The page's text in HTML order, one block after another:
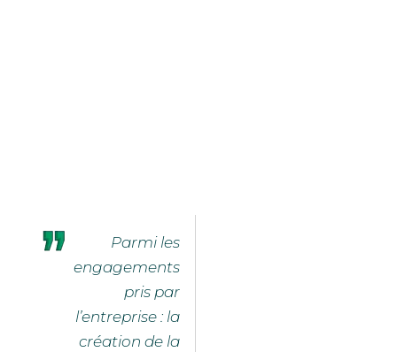
Parmi les
engagements
pris par
l’entreprise : la
création de la